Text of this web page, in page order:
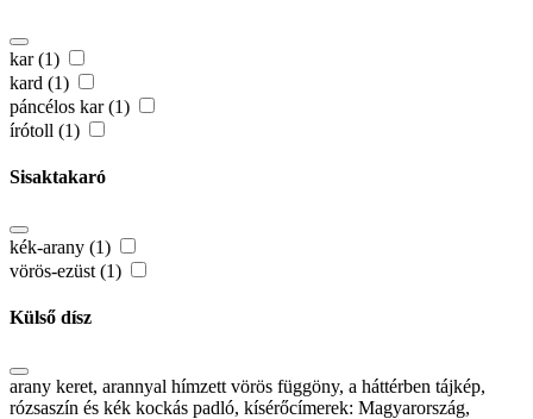
kar (1)
kard (1)
páncélos kar (1)
írótoll (1)
Sisaktakaró
kék-arany (1)
vörös-ezüst (1)
Külső dísz
arany keret, arannyal hímzett vörös függöny, a háttérben tájkép,
rózsaszín és kék kockás padló, kísérőcímerek: Magyarország,